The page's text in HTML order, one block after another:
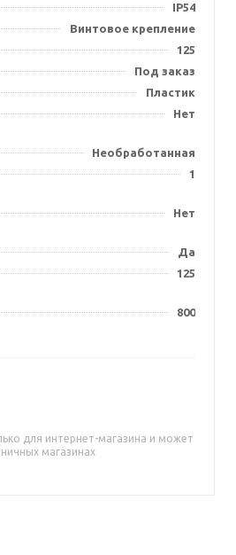
IP54
Винтовое крепление
125
Под заказ
Пластик
Нет
Необработанная
1
Нет
Да
125
800
для интернет-магазина и может
магазинах